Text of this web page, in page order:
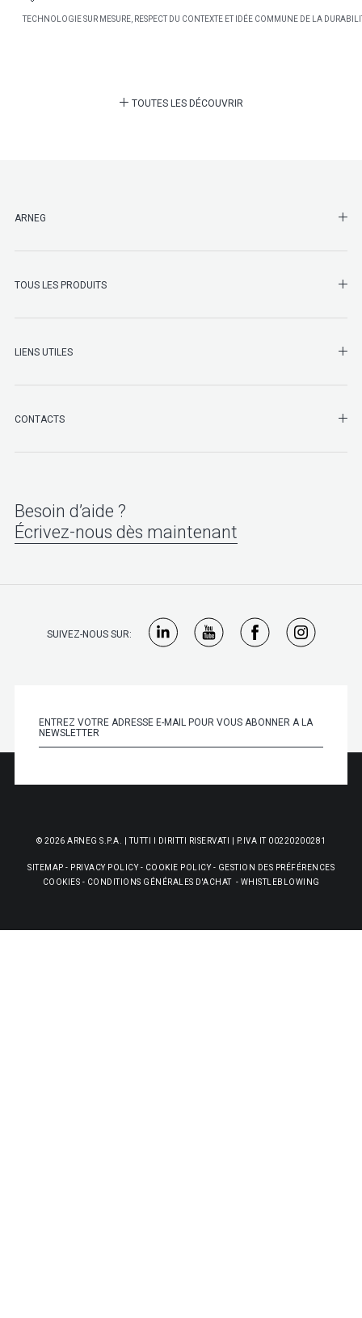
TECHNOLOGIE SUR MESURE, RESPECT DU CONTEXTE ET IDÉE COMMUNE DE LA
TOUTES LES DÉCOUVRIR
ARNEG
TOUS LES PRODUITS
LIENS UTILES
CONTACTS
Besoin d’aide ?
Écrivez-nous dès maintenant
SUIVEZ-NOUS SUR:
© 2026 ARNEG S.P.A. | TUTTI I DIRITTI RISERVATI | P.IVA IT 00220200281
SITEMAP - PRIVACY POLICY- COOKIE POLICY- GESTION DES PRÉFÉRENCES
COOKIES - CONDITIONS GÉNÉRALES D'ACHAT- WHISTLEBLOWING